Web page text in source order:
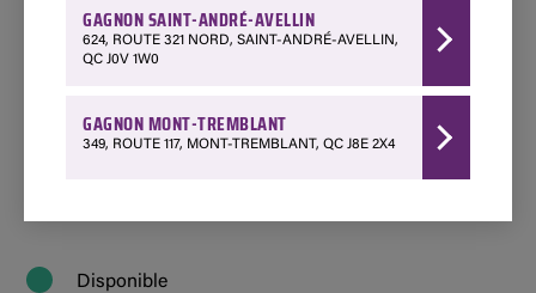
GAGNON SAINT-ANDRÉ-AVELLIN
624, ROUTE 321 NORD, SAINT-ANDRÉ-AVELLIN,
QC J0V 1W0
GAGNON MONT-TREMBLANT
349, ROUTE 117, MONT-TREMBLANT, QC J8E 2X4
Choisir ce magasin
Mont-Tremblant - 349 Québec 117
Disponible